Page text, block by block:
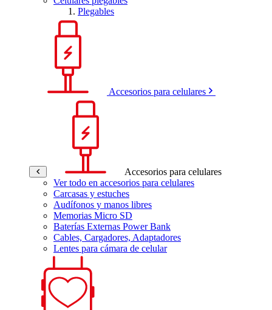
Plegables
Accesorios para celulares
Accesorios para celulares
Ver todo en accesorios para celulares
Carcasas y estuches
Audífonos y manos libres
Memorias Micro SD
Baterías Externas Power Bank
Cables, Cargadores, Adaptadores
Lentes para cámara de celular